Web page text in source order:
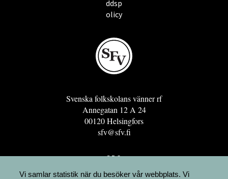
ddsp
olicy
Svenska folkskolans vänner rf
Annegatan 12 A 24
00120 Helsingfors
sfv@sfv.fi
GRO
FÖRENINGSRESURSEN
Vi samlar statistik när du besöker vår webbplats. Vi